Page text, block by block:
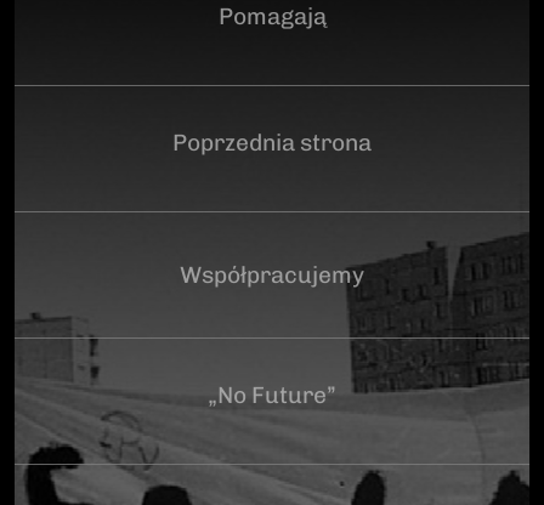
Pomagają
Poprzednia strona
Współpracujemy
„No Future”